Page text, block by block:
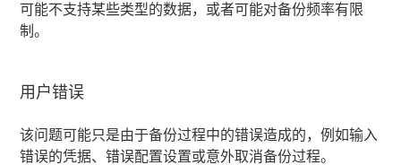
可能不支持某些类型的数据，或者可能对备份频率有限
制。
用户错误
该问题可能只是由于备份过程中的错误造成的，例如输入
错误的凭据、错误配置设置或意外取消备份过程。